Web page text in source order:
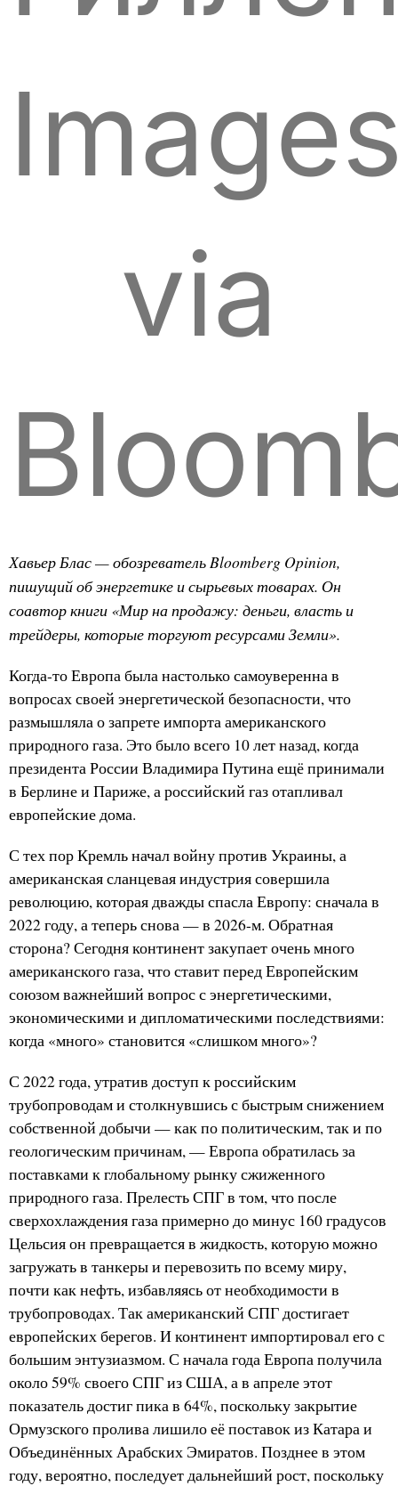
via
Хавьер Блас — обозреватель Bloomberg Opinion,
пишущий об энергетике и сырьевых товарах. Он
соавтор книги «Мир на продажу: деньги, власть и
трейдеры, которые торгуют ресурсами Земли».
Когда-то Европа была настолько самоуверенна в
вопросах своей энергетической безопасности, что
размышляла о запрете импорта американского
природного газа. Это было всего 10 лет назад, когда
президента России Владимира Путина ещё принимали
в Берлине и Париже, а российский газ отапливал
европейские дома.
С тех пор Кремль начал войну против Украины, а
американская сланцевая индустрия совершила
революцию, которая дважды спасла Европу: сначала в
2022 году, а теперь снова — в 2026-м. Обратная
сторона? Сегодня континент закупает очень много
американского газа, что ставит перед Европейским
союзом важнейший вопрос с энергетическими,
экономическими и дипломатическими последствиями:
когда «много» становится «слишком много»?
С 2022 года, утратив доступ к российским
трубопроводам и столкнувшись с быстрым снижением
собственной добычи — как по политическим, так и по
геологическим причинам, — Европа обратилась за
поставками к глобальному рынку сжиженного
природного газа. Прелесть СПГ в том, что после
сверхохлаждения газа примерно до минус 160 градусов
Цельсия он превращается в жидкость, которую можно
загружать в танкеры и перевозить по всему миру,
почти как нефть, избавляясь от необходимости в
трубопроводах. Так американский СПГ достигает
европейских берегов. И континент импортировал его с
большим энтузиазмом. С начала года Европа получила
около 59% своего СПГ из США, а в апреле этот
показатель достиг пика в 64%, поскольку закрытие
Ормузского пролива лишило её поставок из Катара и
Объединённых Арабских Эмиратов. Позднее в этом
году, вероятно, последует дальнейший рост, поскольку